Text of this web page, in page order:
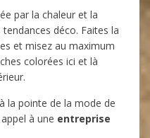
par la chaleur et la
déco. Faites la
et misez au maximum
colorées ici et là
la pointe de la mode de
à une entreprise